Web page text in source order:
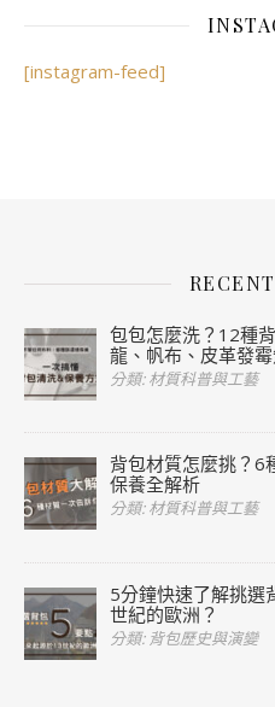
[instagram-feed]
包包怎麼洗？12種
龍、帆布、皮革發
分類: 材質科普與工藝
背包材質怎麼挑？6
保養全解析
分類: 材質科普與工藝
5分鐘快速了解挑選
世紀的歐洲？
分類: 背包歷史與演變